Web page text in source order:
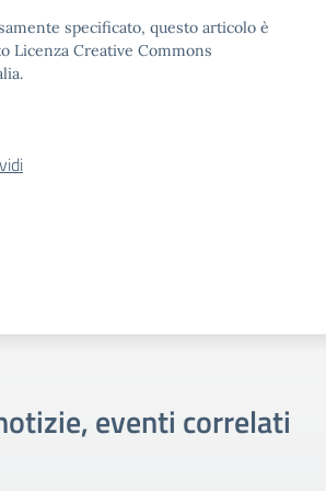
specificato, questo articolo è
Licenza Creative Commons
eventi correlati